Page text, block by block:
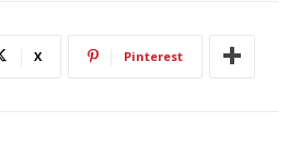
X Pinterest